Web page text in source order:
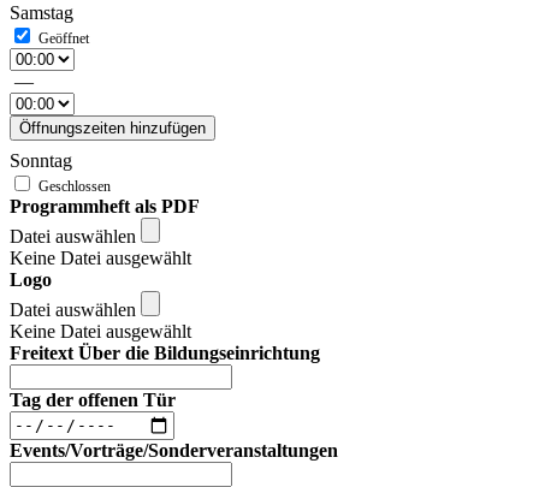
Samstag
—
Öffnungszeiten hinzufügen
Sonntag
Programmheft als PDF
Datei auswählen
Keine Datei ausgewählt
Logo
Datei auswählen
Keine Datei ausgewählt
Freitext Über die Bildungseinrichtung
Tag der offenen Tür
Events/Vorträge/Sonderveranstaltungen